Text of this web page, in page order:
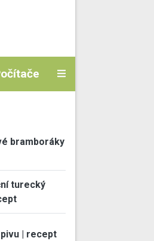
bramboráky
turecký
| recept